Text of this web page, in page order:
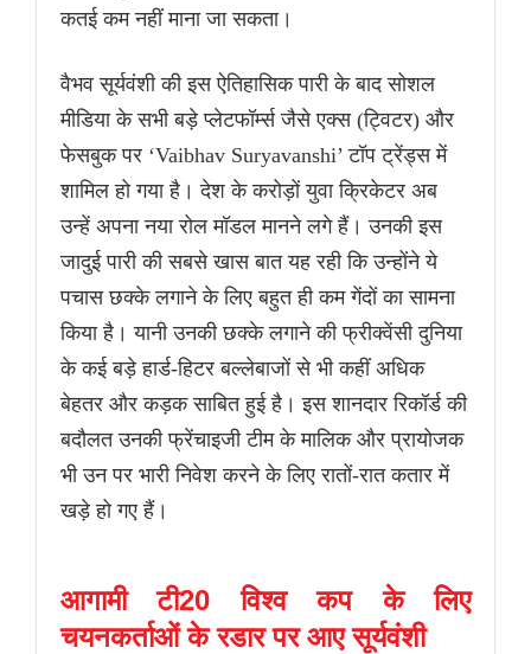
कतई कम नहीं माना जा सकता।
वैभव सूर्यवंशी की इस ऐतिहासिक पारी के बाद सोशल
मीडिया के सभी बड़े प्लेटफॉर्म्स जैसे एक्स (ट्विटर) और
फेसबुक पर ‘Vaibhav Suryavanshi’ टॉप ट्रेंड्स में
शामिल हो गया है। देश के करोड़ों युवा क्रिकेटर अब
उन्हें अपना नया रोल मॉडल मानने लगे हैं। उनकी इस
जादुई पारी की सबसे खास बात यह रही कि उन्होंने ये
पचास छक्के लगाने के लिए बहुत ही कम गेंदों का सामना
किया है। यानी उनकी छक्के लगाने की फ्रीक्वेंसी दुनिया
के कई बड़े हार्ड-हिटर बल्लेबाजों से भी कहीं अधिक
बेहतर और कड़क साबित हुई है। इस शानदार रिकॉर्ड की
बदौलत उनकी फ्रेंचाइजी टीम के मालिक और प्रायोजक
भी उन पर भारी निवेश करने के लिए रातों-रात कतार में
खड़े हो गए हैं।
आगामी टी20 विश्व कप के लिए
चयनकर्ताओं के रडार पर आए सूर्यवंशी